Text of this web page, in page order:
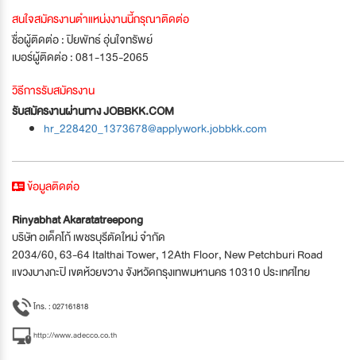
สนใจสมัครงานตำแหน่งงานนี้กรุณาติดต่อ
ชื่อผู้ติดต่อ : ปิยพัทธ์ อุ่นใจทรัพย์
เบอร์ผู้ติดต่อ : 081-135-2065
วิธีการรับสมัครงาน
รับสมัครงานผ่านทาง JOBBKK.COM
hr_228420_1373678@applywork.jobbkk.com
ข้อมูลติดต่อ
Rinyabhat Akaratatreepong
บริษัท อเด็คโก้ เพชรบุรีตัดใหม่ จำกัด
2034/60, 63-64 Italthai Tower, 12Ath Floor, New Petchburi Road
แขวงบางกะปิ เขตห้วยขวาง จังหวัดกรุงเทพมหานคร 10310 ประเทศไทย
โทร. : 027161818
http://www.adecco.co.th